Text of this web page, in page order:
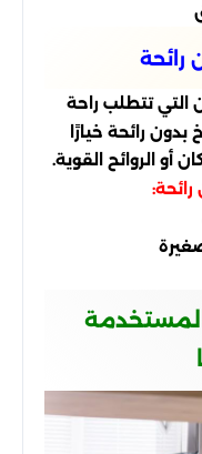
رائحة
التي تتطلب راحة
بدون رائحة خيارًا
أو الروائح القوية.